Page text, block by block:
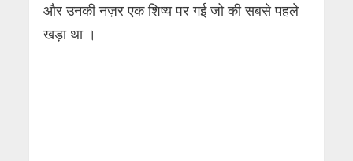
और उनकी नज़र एक शिष्य पर गई जो की सबसे पहले
खड़ा था ।